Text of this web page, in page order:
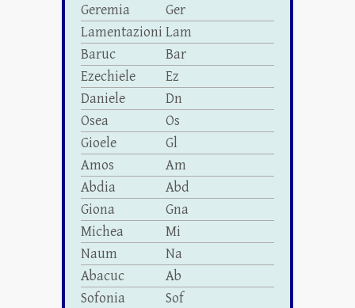
Geremia
Ger
Lamentazioni Lam
Baruc
Bar
Ezechiele
Ez
Daniele
Dn
Osea
Os
Gioele
Gl
Amos
Am
Abdia
Abd
Giona
Gna
Michea
Mi
Naum
Na
Abacuc
Ab
Sofonia
Sof